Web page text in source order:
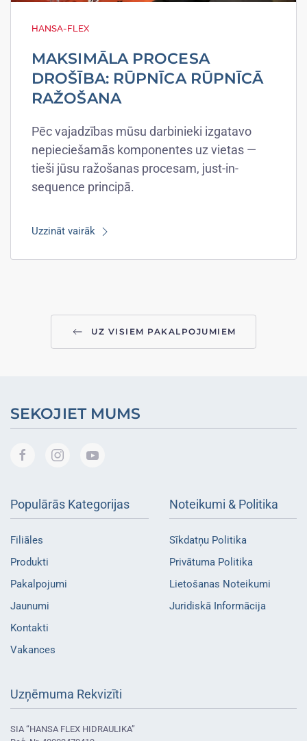
HANSA-FLEX
MAKSIMĀLA PROCESA
DROŠĪBA: RŪPNĪCA RŪPNĪCĀ
RAŽOŠANA
Pēc vajadzības mūsu darbinieki izgatavo
nepieciešamās komponentes uz vietas —
tieši jūsu ražošanas procesam, just-in-
sequence principā.
Uzzināt vairāk
UZ VISIEM PAKALPOJUMIEM
SEKOJIET MUMS
Populārās Kategorijas
Filiāles
Produkti
Pakalpojumi
Jaunumi
Kontakti
Vakances
Noteikumi & Politika
Sīkdatņu Politika
Privātuma Politika
Lietošanas Noteikumi
Juridiskā Informācija
Uzņēmuma Rekvizīti
SIA “HANSA FLEX HIDRAULIKA”